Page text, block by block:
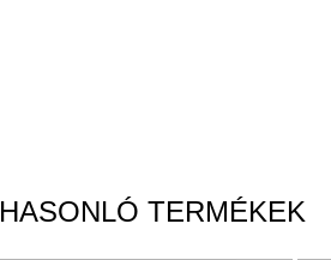
HASONLÓ TERMÉKEK